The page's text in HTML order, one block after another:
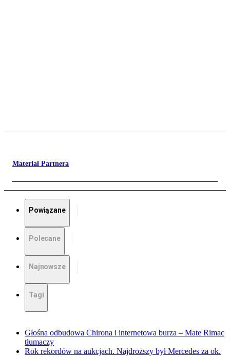
Materiał Partnera
Powiązane
Polecane
Najnowsze
Tagi
Głośna odbudowa Chirona i internetowa burza – Mate Rimac
tłumaczy
Rok rekordów na aukcjach. Najdroższy był Mercedes za ok.